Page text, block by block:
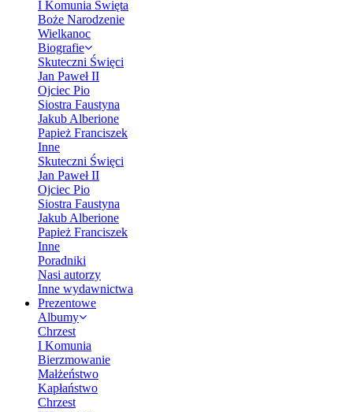
I Komunia Święta
Boże Narodzenie
Wielkanoc
Biografie
Skuteczni Święci
Jan Paweł II
Ojciec Pio
Siostra Faustyna
Jakub Alberione
Papież Franciszek
Inne
Skuteczni Święci
Jan Paweł II
Ojciec Pio
Siostra Faustyna
Jakub Alberione
Papież Franciszek
Inne
Poradniki
Nasi autorzy
Inne wydawnictwa
Prezentowe
Albumy
Chrzest
I Komunia
Bierzmowanie
Małżeństwo
Kapłaństwo
Chrzest